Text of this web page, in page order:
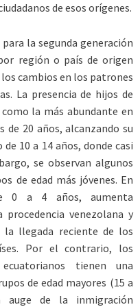
de esos orígenes.
la segunda generación
región o país de origen
cambios en los patrones
La presencia de hijos de
la más abundante en
de 20 años, alcanzando su
10 a 14 años, donde casi
se observan algunos
de edad más jóvenes. En
0 a 4 años, aumenta
venezolana y
la llegada reciente de los
Por el contrario, los
tienen una
de edad mayores (15 a
auge de la inmigración